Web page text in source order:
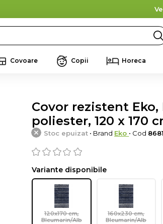
Covoare Copii Horeca
Covor rezistent Eko,
poliester, 120 x 170
Stoc epuizat • Brand Eko • Cod
Variante disponibile
120x170 cm,
Bleumarin/Alb
160x230 cm,
Bleumarin/Alb